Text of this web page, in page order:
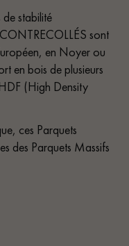
stabilité
sont
en Noyer ou
en bois de plusieurs
(High Density
ces Parquets
des Parquets Massifs